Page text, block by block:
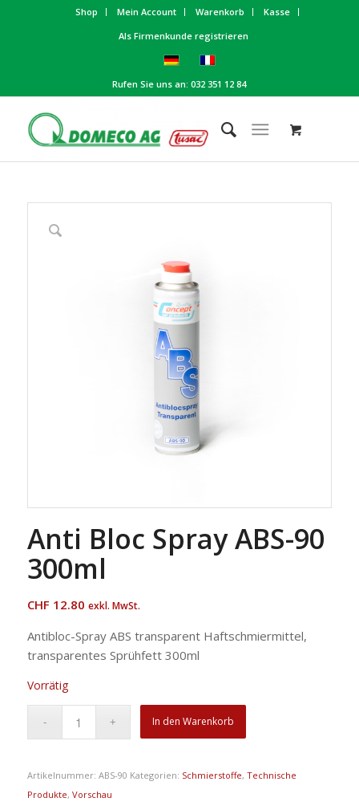
Shop Mein Account Warenkorb
Kasse
Als Firmenkunde registrieren
Rufen Sie uns an: 032 351 12 84
Anti Bloc Spray ABS-90
300ml
CHF 12.80 exkl. MwSt.
Antibloc-Spray ABS transparent Haftschmiermittel,
transparentes Sprühfett 300ml
Vorrätig
In den Warenkorb
Artikelnummer: ABS-90 Kategorien: Schmierstoffe, Technische
Produkte, Vorschau